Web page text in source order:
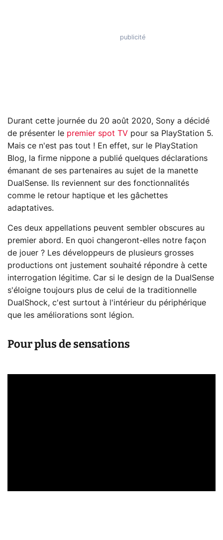
Durant cette journée du 20 août 2020, Sony a décidé
de présenter le premier spot TV pour sa PlayStation 5.
Mais ce n'est pas tout ! En effet, sur le PlayStation
Blog, la firme nippone a publié quelques déclarations
émanant de ses partenaires au sujet de la manette
DualSense. Ils reviennent sur des fonctionnalités
comme le retour haptique et les gâchettes
adaptatives.
Ces deux appellations peuvent sembler obscures au
premier abord. En quoi changeront-elles notre façon
de jouer ? Les développeurs de plusieurs grosses
productions ont justement souhaité répondre à cette
interrogation légitime. Car si le design de la DualSense
s'éloigne toujours plus de celui de la traditionnelle
DualShock, c'est surtout à l'intérieur du périphérique
que les améliorations sont légion.
Pour plus de sensations